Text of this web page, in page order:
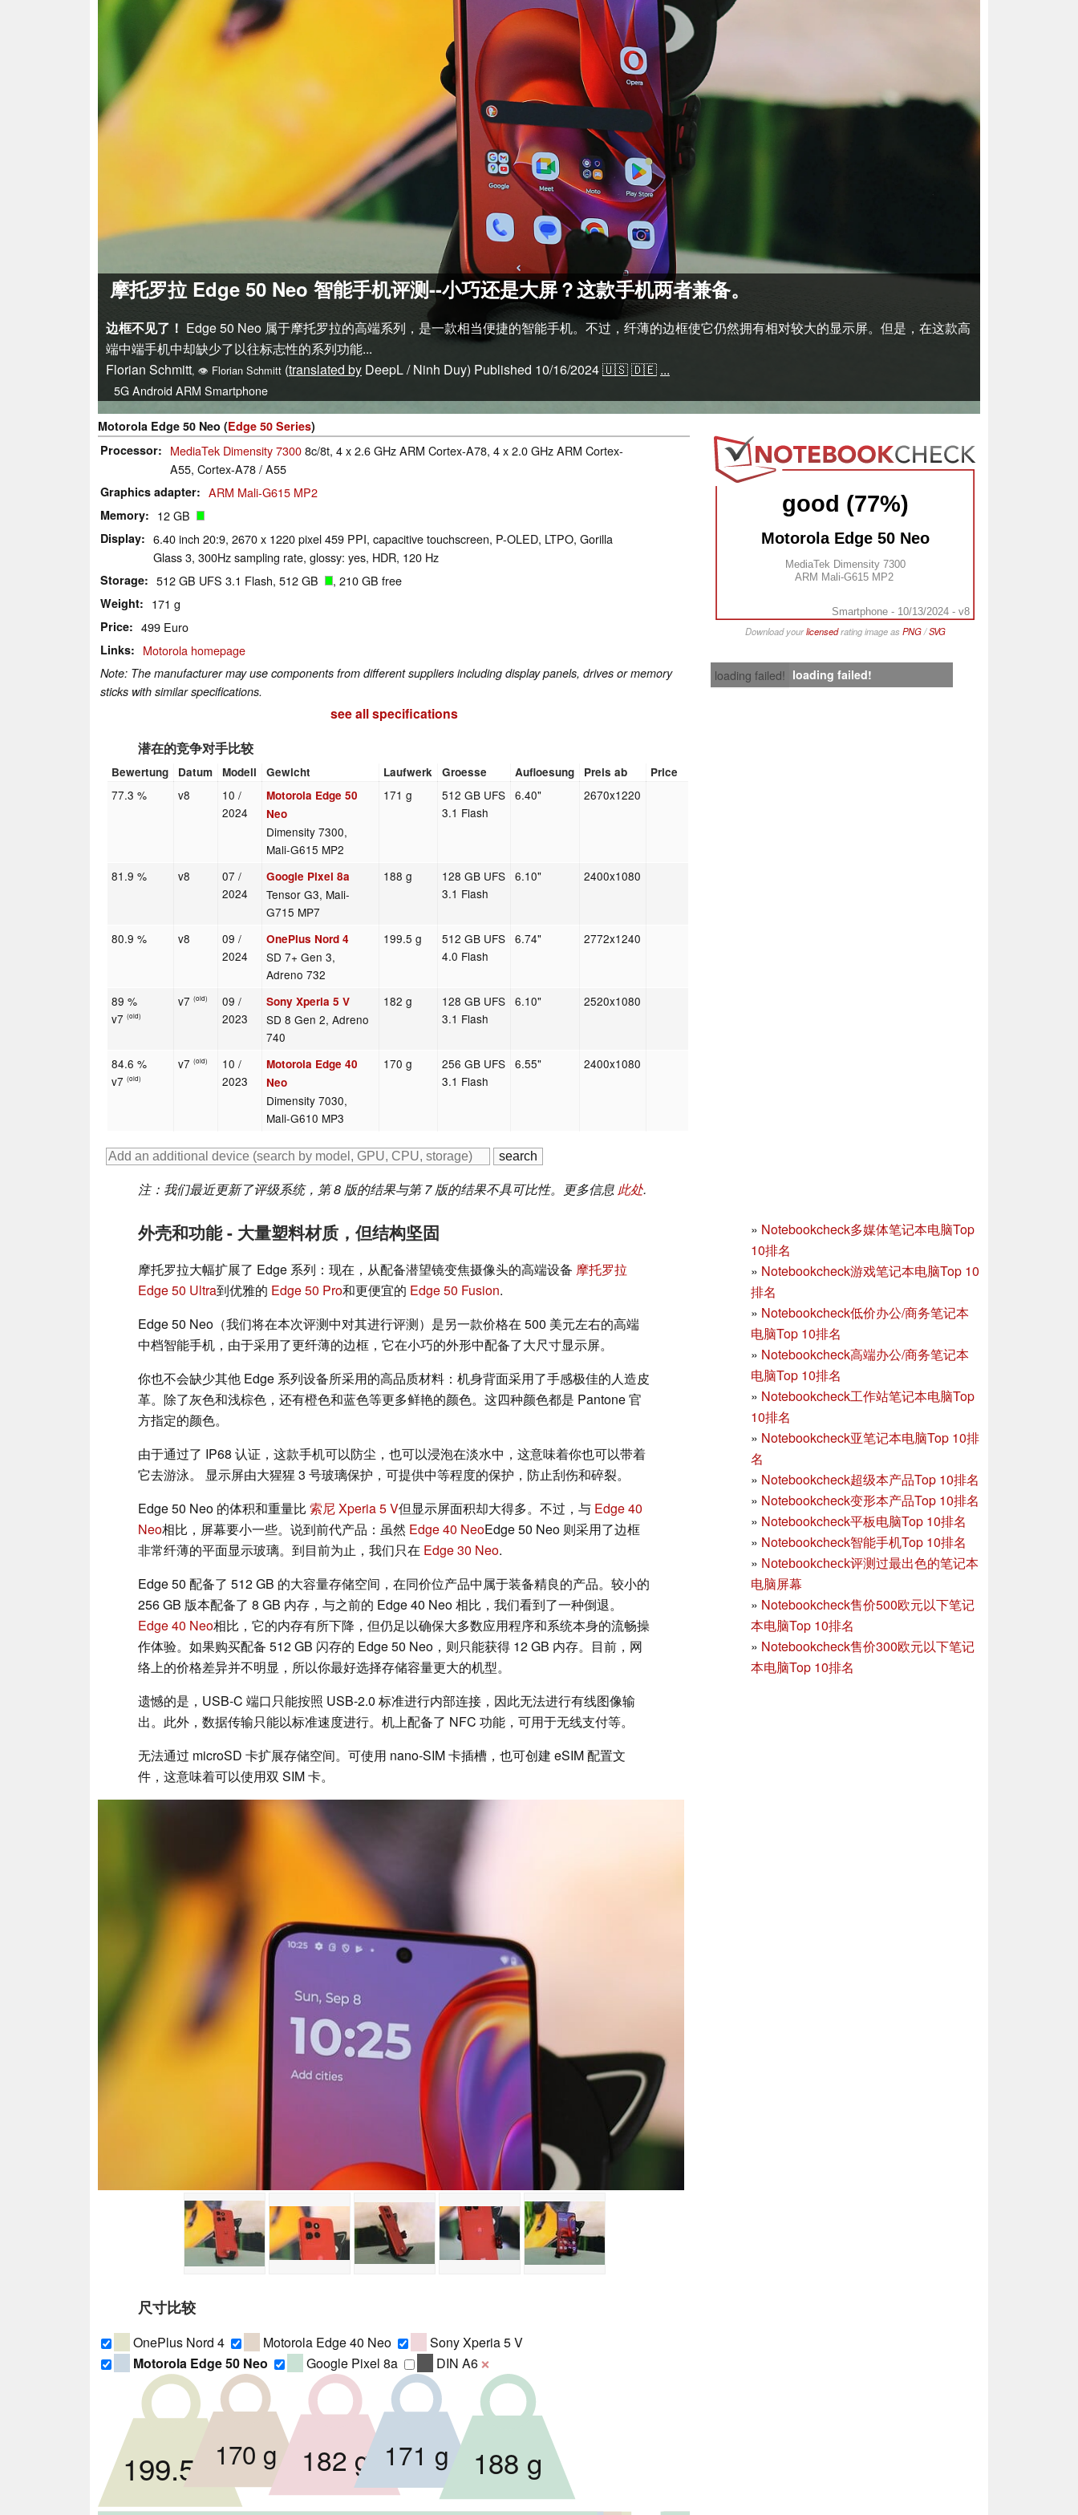
摩托罗拉 Edge 50 Neo 智能手机评测--小巧还是大屏？这款手机两者兼备。
边框不见了！ Edge 50 Neo 属于摩托罗拉的高端系列，是一款相当便捷的智能手机。不过，纤薄的边框使它仍然拥有相对较大的显示屏。但是，在这款高
端中端手机中却缺少了以往标志性的系列功能...
Florian Schmitt, 👁 Florian Schmitt (translated by DeepL / Ninh Duy) Published 10/16/2024🇺🇸🇩🇪 ...
5GAndroidARM Smartphone
good (77%)
Motorola Edge 50 Neo
MediaTek Dimensity 7300
ARM Mali-G615 MP2
Smartphone - 10/13/2024 - v8
Download yourlicensedrating image as PNG/SVG
loading failed! loading failed!
Motorola Edge 50 Neo (Edge 50 Series)
Processor
MediaTek Dimensity 73008c/8t, 4 x 2.6 GHz ARM Cortex-A78, 4 x 2.0 GHz ARM Cortex-
A55, Cortex-A78 / A55
Graphics adapter ARM Mali-G615 MP2
Memory 12 GB
Display
6.40 inch 20:9, 2670 x 1220 pixel 459 PPI, capacitive touchscreen, P-OLED, LTPO, Gorilla
Glass 3, 300Hz sampling rate, glossy: yes, HDR, 120 Hz
Storage 512 GB UFS 3.1 Flash, 512 GB , 210 GB free
Weight 171 g
Price 499 Euro
Links Motorola homepage
Note: The manufacturer may use components from different suppliers including display panels, drives or memory
sticks with similar specifications.
see all specifications
潜在的竞争对手比较
Bewertung Datum Modell Gewicht Laufwerk Groesse Aufloesung Preis ab Price
77.3 % v8
10 /
2024
Motorola Edge 50
Neo
Dimensity 7300,
Mali-G615 MP2
171 g
512 GB UFS
3.1 Flash
6.40" 2670x1220
81.9 % v8
07 /
2024
Google Pixel 8a
Tensor G3, Mali-
G715 MP7
188 g
128 GB UFS
3.1 Flash
6.10" 2400x1080
80.9 % v8
09 /
2024
OnePlus Nord 4
SD 7+ Gen 3,
Adreno 732
199.5 g
512 GB UFS
4.0 Flash
6.74" 2772x1240
89 %
v7(old)
v7(old)
09 /
2023
Sony Xperia 5 V
SD 8 Gen 2, Adreno
740
182 g
128 GB UFS
3.1 Flash
6.10" 2520x1080
84.6 %
v7(old)
v7(old)
10 /
2023
Motorola Edge 40
Neo
Dimensity 7030,
Mali-G610 MP3
170 g
256 GB UFS
3.1 Flash
6.55" 2400x1080
注：我们最近更新了评级系统，第 8 版的结果与第 7 版的结果不具可比性。更多信息 此处.
» Notebookcheck多媒体笔记本电脑Top
10排名
» Notebookcheck游戏笔记本电脑Top 10
排名
» Notebookcheck低价办公/商务笔记本
电脑Top 10排名
» Notebookcheck高端办公/商务笔记本
电脑Top 10排名
» Notebookcheck工作站笔记本电脑Top
10排名
» Notebookcheck亚笔记本电脑Top 10排
名
» Notebookcheck超级本产品Top 10排名
» Notebookcheck变形本产品Top 10排名
» Notebookcheck平板电脑Top 10排名
» Notebookcheck智能手机Top 10排名
» Notebookcheck评测过最出色的笔记本
电脑屏幕
» Notebookcheck售价500欧元以下笔记
本电脑Top 10排名
» Notebookcheck售价300欧元以下笔记
本电脑Top 10排名
外壳和功能 - 大量塑料材质，但结构坚固
摩托罗拉大幅扩展了 Edge 系列：现在，从配备潜望镜变焦摄像头的高端设备 摩托罗拉
Edge 50 Ultra到优雅的 Edge 50 Pro和更便宜的 Edge 50 Fusion.
Edge 50 Neo（我们将在本次评测中对其进行评测）是另一款价格在 500 美元左右的高端
中档智能手机，由于采用了更纤薄的边框，它在小巧的外形中配备了大尺寸显示屏。
你也不会缺少其他 Edge 系列设备所采用的高品质材料：机身背面采用了手感极佳的人造皮
革。除了灰色和浅棕色，还有橙色和蓝色等更多鲜艳的颜色。这四种颜色都是 Pantone 官
方指定的颜色。
由于通过了 IP68 认证，这款手机可以防尘，也可以浸泡在淡水中，这意味着你也可以带着
它去游泳。 显示屏由大猩猩 3 号玻璃保护，可提供中等程度的保护，防止刮伤和碎裂。
Edge 50 Neo 的体积和重量比 索尼 Xperia 5 V但显示屏面积却大得多。不过，与 Edge 40
Neo相比，屏幕要小一些。说到前代产品：虽然 Edge 40 NeoEdge 50 Neo 则采用了边框
非常纤薄的平面显示玻璃。到目前为止，我们只在 Edge 30 Neo.
Edge 50 配备了 512 GB 的大容量存储空间，在同价位产品中属于装备精良的产品。较小的
256 GB 版本配备了 8 GB 内存，与之前的 Edge 40 Neo 相比，我们看到了一种倒退。
Edge 40 Neo相比，它的内存有所下降，但仍足以确保大多数应用程序和系统本身的流畅操
作体验。如果购买配备 512 GB 闪存的 Edge 50 Neo，则只能获得 12 GB 内存。目前，网
络上的价格差异并不明显，所以你最好选择存储容量更大的机型。
遗憾的是，USB-C 端口只能按照 USB-2.0 标准进行内部连接，因此无法进行有线图像输
出。此外，数据传输只能以标准速度进行。机上配备了 NFC 功能，可用于无线支付等。
无法通过 microSD 卡扩展存储空间。可使用 nano-SIM 卡插槽，也可创建 eSIM 配置文
件，这意味着可以使用双 SIM 卡。
尺寸比较
OnePlus Nord 4 Motorola Edge 40 Neo
Sony Xperia 5 V
Motorola Edge 50 Neo
Google Pixel 8a DIN A6 ❌
199.5 g 170 g 182 g 171 g 188 g